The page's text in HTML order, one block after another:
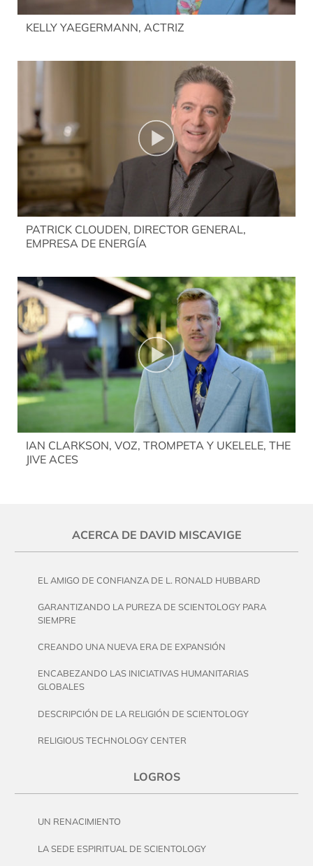
KELLY YAEGERMANN, ACTRIZ
PATRICK CLOUDEN, DIRECTOR GENERAL,
EMPRESA DE ENERGÍA
IAN CLARKSON, VOZ, TROMPETA Y UKELELE, THE
JIVE ACES
ACERCA DE DAVID MISCAVIGE
EL AMIGO DE CONFIANZA DE L. RONALD HUBBARD
GARANTIZANDO LA PUREZA DE SCIENTOLOGY PARA
SIEMPRE
CREANDO UNA NUEVA ERA DE EXPANSIÓN
ENCABEZANDO LAS INICIATIVAS HUMANITARIAS
GLOBALES
DESCRIPCIÓN DE LA RELIGIÓN DE SCIENTOLOGY
RELIGIOUS TECHNOLOGY CENTER
LOGROS
UN RENACIMIENTO
LA SEDE ESPIRITUAL DE SCIENTOLOGY